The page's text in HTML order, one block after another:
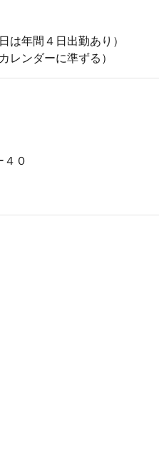
は年間４日出勤あり）
レンダーに準ずる）
４０